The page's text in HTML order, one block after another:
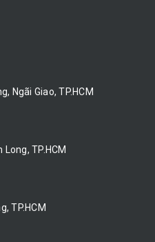
Ngãi Giao, TP.HCM
TP.HCM
TP.HCM